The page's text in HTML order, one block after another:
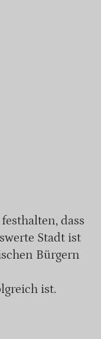
dass
Stadt ist
Bürgern
ist.